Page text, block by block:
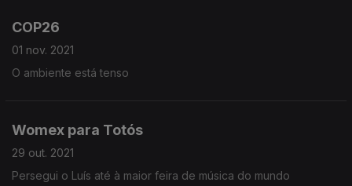
COP26
01 nov. 2021
O ambiente está tenso
Womex para Totós
29 out. 2021
Persegui o Luís até à maior feira de música do mundo